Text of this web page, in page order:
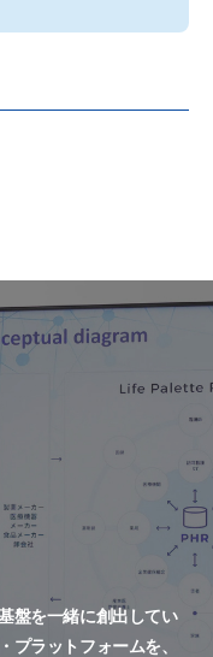
盤を一緒に創出してい
プラットフォームを、